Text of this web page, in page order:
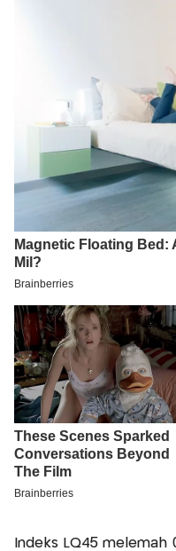
Indeks LQ45 melemah